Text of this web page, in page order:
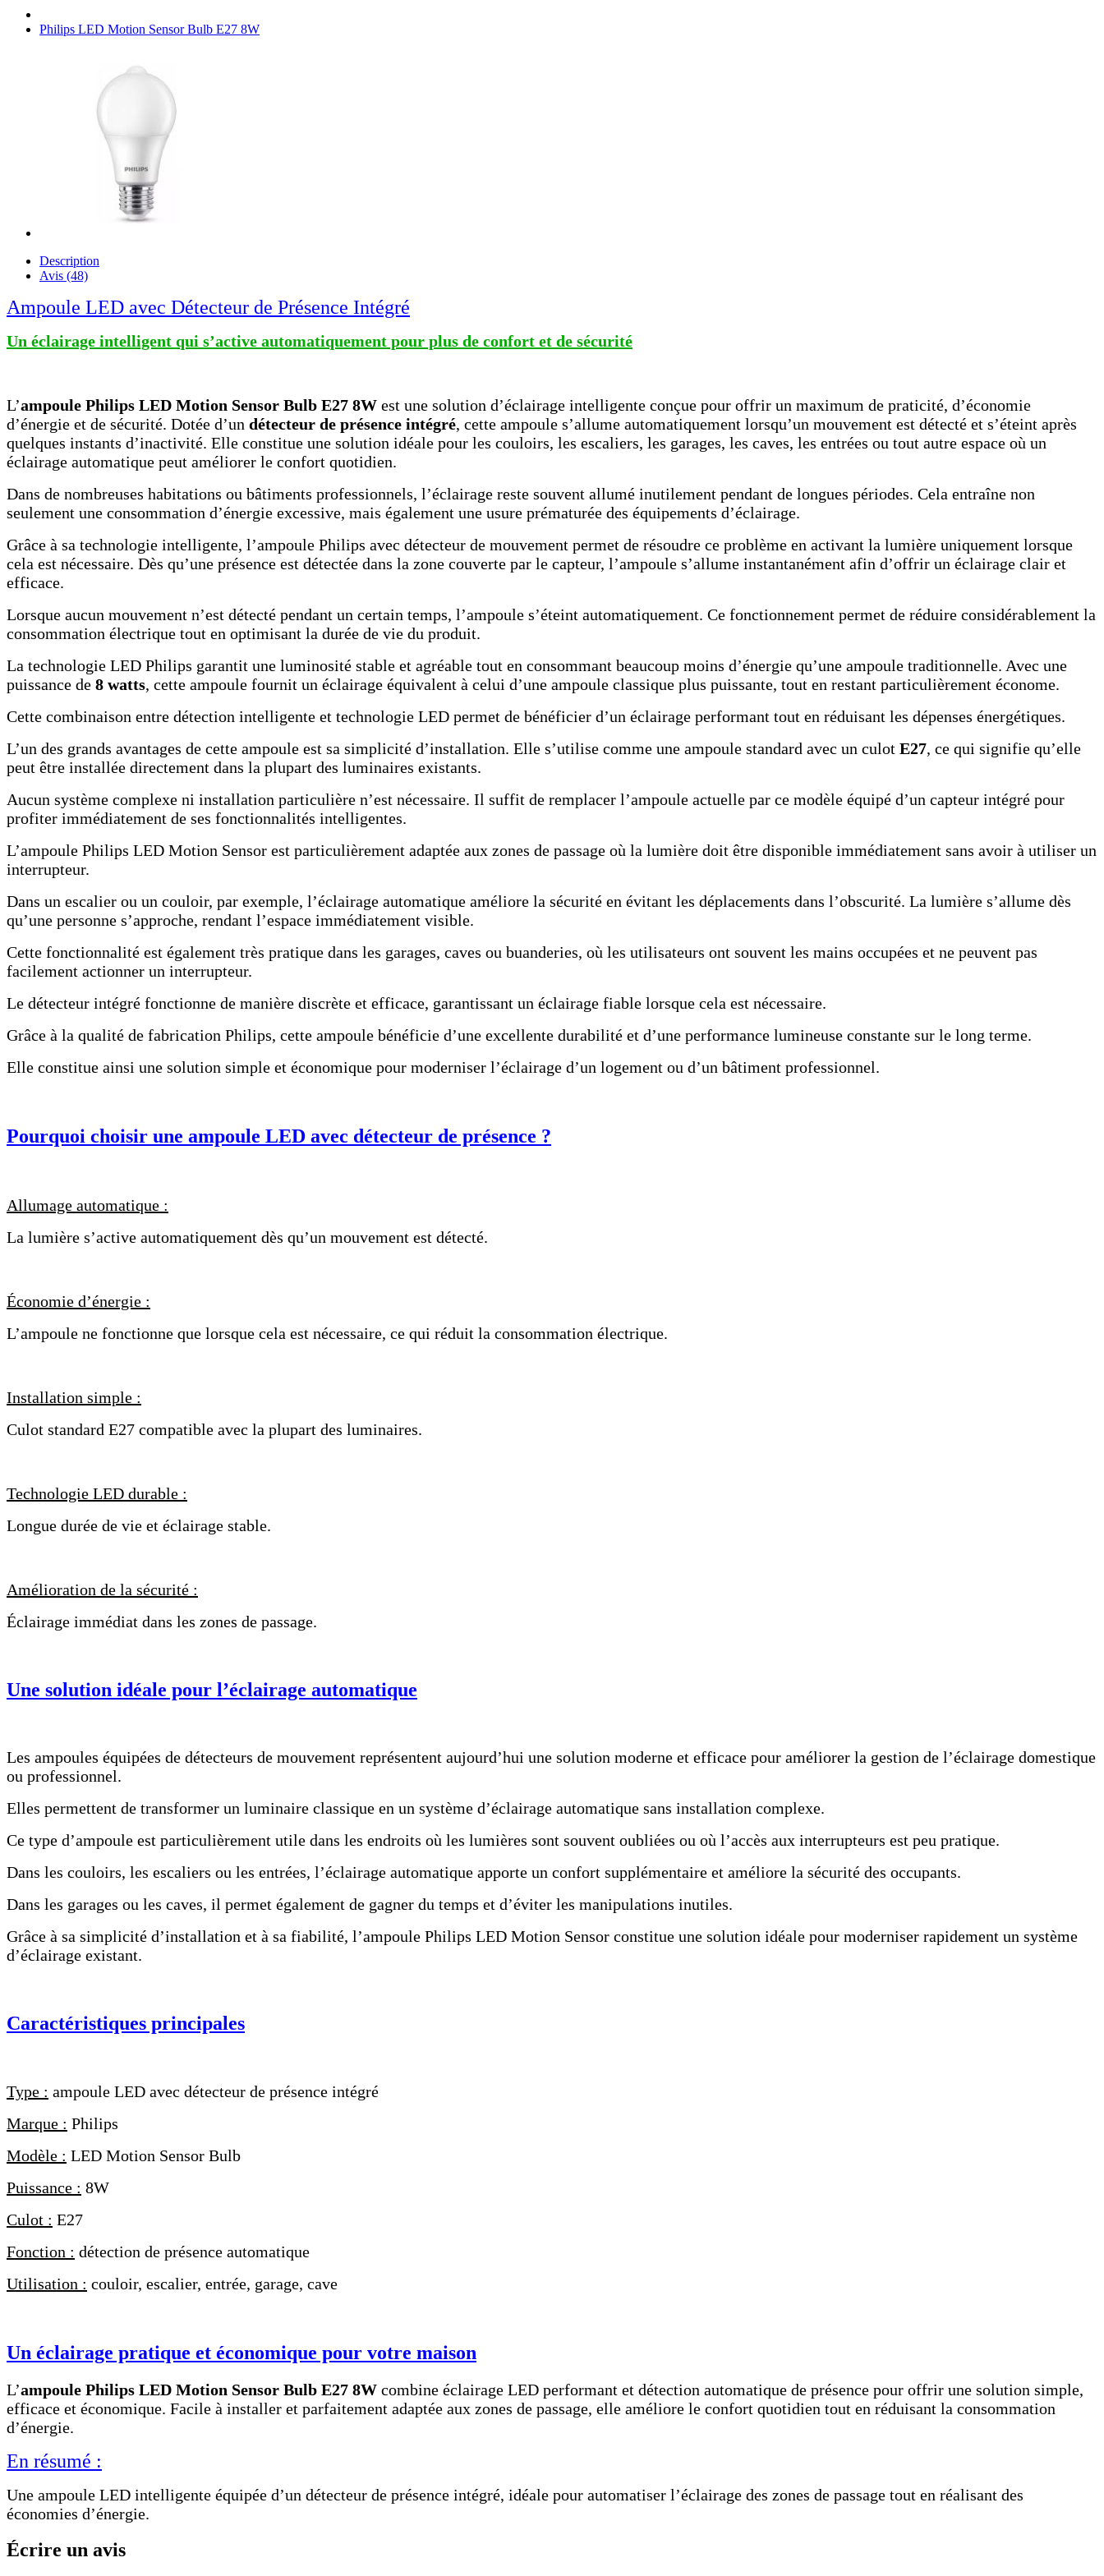
Philips LED Motion Sensor Bulb E27 8W
Description
Avis (48)
Ampoule LED avec Détecteur de Présence Intégré
Un éclairage intelligent qui s’active automatiquement pour plus de confort et de sécurité
L’ampoule Philips LED Motion Sensor Bulb E27 8W est une solution d’éclairage intelligente conçue pour offrir un maximum de praticité, d’économie
d’énergie et de sécurité. Dotée d’un détecteur de présence intégré, cette ampoule s’allume automatiquement lorsqu’un mouvement est détecté et s’éteint après
quelques instants d’inactivité. Elle constitue une solution idéale pour les couloirs, les escaliers, les garages, les caves, les entrées ou tout autre espace où un
éclairage automatique peut améliorer le confort quotidien.
Dans de nombreuses habitations ou bâtiments professionnels, l’éclairage reste souvent allumé inutilement pendant de longues périodes. Cela entraîne non
seulement une consommation d’énergie excessive, mais également une usure prématurée des équipements d’éclairage.
Grâce à sa technologie intelligente, l’ampoule Philips avec détecteur de mouvement permet de résoudre ce problème en activant la lumière uniquement lorsque
cela est nécessaire. Dès qu’une présence est détectée dans la zone couverte par le capteur, l’ampoule s’allume instantanément afin d’offrir un éclairage clair et
efficace.
Lorsque aucun mouvement n’est détecté pendant un certain temps, l’ampoule s’éteint automatiquement. Ce fonctionnement permet de réduire considérablement la
consommation électrique tout en optimisant la durée de vie du produit.
La technologie LED Philips garantit une luminosité stable et agréable tout en consommant beaucoup moins d’énergie qu’une ampoule traditionnelle. Avec une
puissance de 8 watts, cette ampoule fournit un éclairage équivalent à celui d’une ampoule classique plus puissante, tout en restant particulièrement économe.
Cette combinaison entre détection intelligente et technologie LED permet de bénéficier d’un éclairage performant tout en réduisant les dépenses énergétiques.
L’un des grands avantages de cette ampoule est sa simplicité d’installation. Elle s’utilise comme une ampoule standard avec un culot E27, ce qui signifie qu’elle
peut être installée directement dans la plupart des luminaires existants.
Aucun système complexe ni installation particulière n’est nécessaire. Il suffit de remplacer l’ampoule actuelle par ce modèle équipé d’un capteur intégré pour
profiter immédiatement de ses fonctionnalités intelligentes.
L’ampoule Philips LED Motion Sensor est particulièrement adaptée aux zones de passage où la lumière doit être disponible immédiatement sans avoir à utiliser un
interrupteur.
Dans un escalier ou un couloir, par exemple, l’éclairage automatique améliore la sécurité en évitant les déplacements dans l’obscurité. La lumière s’allume dès
qu’une personne s’approche, rendant l’espace immédiatement visible.
Cette fonctionnalité est également très pratique dans les garages, caves ou buanderies, où les utilisateurs ont souvent les mains occupées et ne peuvent pas
facilement actionner un interrupteur.
Le détecteur intégré fonctionne de manière discrète et efficace, garantissant un éclairage fiable lorsque cela est nécessaire.
Grâce à la qualité de fabrication Philips, cette ampoule bénéficie d’une excellente durabilité et d’une performance lumineuse constante sur le long terme.
Elle constitue ainsi une solution simple et économique pour moderniser l’éclairage d’un logement ou d’un bâtiment professionnel.
Pourquoi choisir une ampoule LED avec détecteur de présence ?
Allumage automatique :
La lumière s’active automatiquement dès qu’un mouvement est détecté.
Économie d’énergie :
L’ampoule ne fonctionne que lorsque cela est nécessaire, ce qui réduit la consommation électrique.
Installation simple :
Culot standard E27 compatible avec la plupart des luminaires.
Technologie LED durable :
Longue durée de vie et éclairage stable.
Amélioration de la sécurité :
Éclairage immédiat dans les zones de passage.
Une solution idéale pour l’éclairage automatique
Les ampoules équipées de détecteurs de mouvement représentent aujourd’hui une solution moderne et efficace pour améliorer la gestion de l’éclairage domestique
ou professionnel.
Elles permettent de transformer un luminaire classique en un système d’éclairage automatique sans installation complexe.
Ce type d’ampoule est particulièrement utile dans les endroits où les lumières sont souvent oubliées ou où l’accès aux interrupteurs est peu pratique.
Dans les couloirs, les escaliers ou les entrées, l’éclairage automatique apporte un confort supplémentaire et améliore la sécurité des occupants.
Dans les garages ou les caves, il permet également de gagner du temps et d’éviter les manipulations inutiles.
Grâce à sa simplicité d’installation et à sa fiabilité, l’ampoule Philips LED Motion Sensor constitue une solution idéale pour moderniser rapidement un système
d’éclairage existant.
Caractéristiques principales
Type : ampoule LED avec détecteur de présence intégré
Marque : Philips
Modèle : LED Motion Sensor Bulb
Puissance : 8W
Culot : E27
Fonction : détection de présence automatique
Utilisation : couloir, escalier, entrée, garage, cave
Un éclairage pratique et économique pour votre maison
L’ampoule Philips LED Motion Sensor Bulb E27 8W combine éclairage LED performant et détection automatique de présence pour offrir une solution simple,
efficace et économique. Facile à installer et parfaitement adaptée aux zones de passage, elle améliore le confort quotidien tout en réduisant la consommation
d’énergie.
En résumé :
Une ampoule LED intelligente équipée d’un détecteur de présence intégré, idéale pour automatiser l’éclairage des zones de passage tout en réalisant des
économies d’énergie.
Écrire un avis